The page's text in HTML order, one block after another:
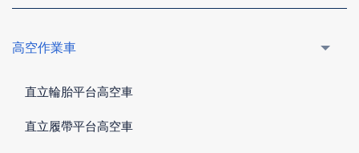
高空作業車
直立輪胎平台高空車
直立履帶平台高空車